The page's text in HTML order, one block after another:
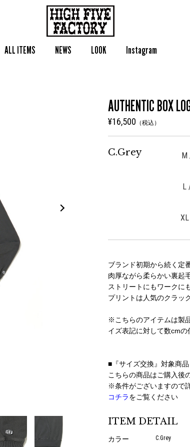
ALL ITEMS NEWS LOOK Instagram
AUTHENTIC BOX
¥16,500 （税込）
C.Grey M
L
ブランド初期から続く定
肉厚ながら柔らかい裏起
ストリートにもワークに
プリントは人気のクラッ
※こちらのアイテムは製
イズ表記に対して数cmの
■『サイズ交換』対象商品
こちらの商品はご購入後
※条件がございますので
コチラをご覧ください
ITEM DETAIL
カラー C.Grey